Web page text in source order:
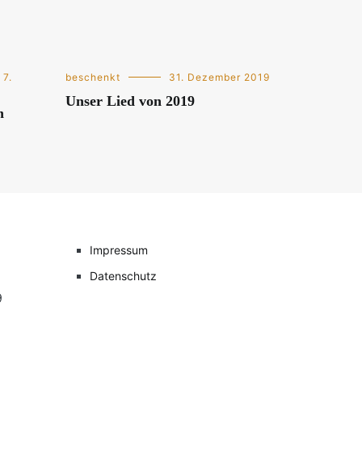
7.
beschenkt 31. Dezember 2019
Unser Lied von 2019
Impressum
Datenschutz